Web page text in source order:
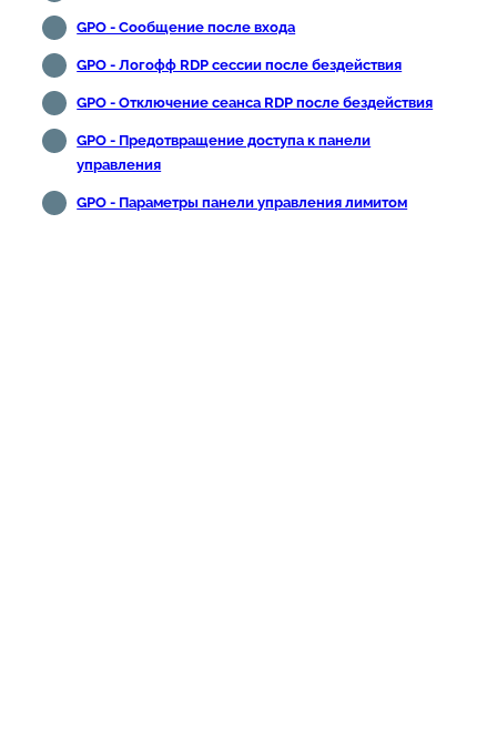
GPO - Сообщение после входа
GPO - Логофф RDP сессии после бездействия
GPO - Отключение сеанса RDP после бездействия
GPO - Предотвращение доступа к панели
управления
GPO - Параметры панели управления лимитом